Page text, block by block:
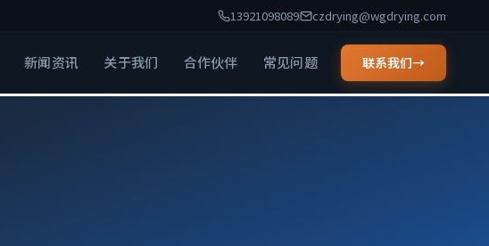
13921098089 czdrying@wgdrying.com
新闻资讯 关于我们 合作伙伴 常见问题 联系我们→